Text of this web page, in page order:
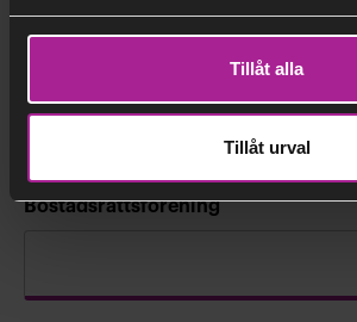
Tillåt alla
Tillåt urval
Gatuadress
Stad
Postnummer
Bostadsrättsförening